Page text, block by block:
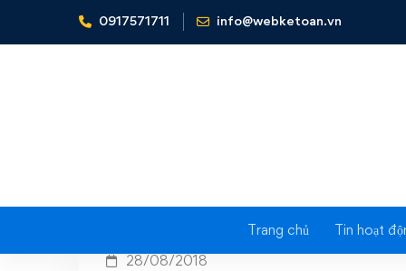
0917571711 info@webketoan.vn
Trang chủ Tin hoạt
Home HTKK 3.8.6
28/08/2018